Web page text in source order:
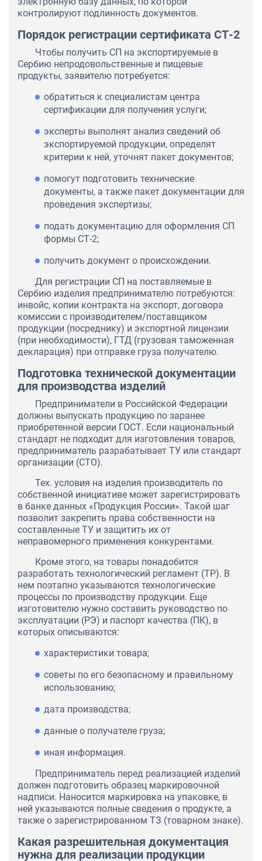
контролируют подлинность документов.
Порядок регистрации сертификата СТ-2
Чтобы получить СП на экспортируемые в
Сербию непродовольственные и пищевые
продукты, заявителю потребуется:
обратиться к специалистам центра
сертификации для получения услуги;
эксперты выполнят анализ сведений об
экспортируемой продукции, определят
критерии к ней, уточнят пакет документов;
помогут подготовить технические
документы, а также пакет документации для
проведения экспертизы;
подать документацию для оформления СП
формы СТ-2;
получить документ о происхождении.
Для регистрации СП на поставляемые в
Сербию изделия предпринимателю потребуются:
инвойс, копии контракта на экспорт, договора
комиссии с производителем/поставщиком
продукции (посреднику) и экспортной лицензии
(при необходимости), ГТД (грузовая таможенная
декларация) при отправке груза получателю.
Подготовка технической документации
для производства изделий
Предприниматели в Российской Федерации
должны выпускать продукцию по заранее
приобретенной версии ГОСТ. Если национальный
стандарт не подходит для изготовления товаров,
предприниматель разрабатывает ТУ или стандарт
организации (СТО).
Тех. условия на изделия производитель по
собственной инициативе может зарегистрировать
в банке данных «Продукция России». Такой шаг
позволит закрепить права собственности на
составленные ТУ и защитить их от
неправомерного применения конкурентами.
Кроме этого, на товары понадобится
разработать технологический регламент (ТР). В
нем поэтапно указываются технологические
процессы по производству продукции. Еще
изготовителю нужно составить руководство по
эксплуатации (РЭ) и паспорт качества (ПК), в
которых описываются:
характеристики товара;
советы по его безопасному и правильному
использованию;
дата производства;
данные о получателе груза;
иная информация.
Предприниматель перед реализацией изделий
должен подготовить образец маркировочной
надписи. Наносится маркировка на упаковке, в
ней указываются полные сведения о продукте, а
также о зарегистрированном ТЗ (товарном знаке).
Какая разрешительная документация
нужна для реализации продукции